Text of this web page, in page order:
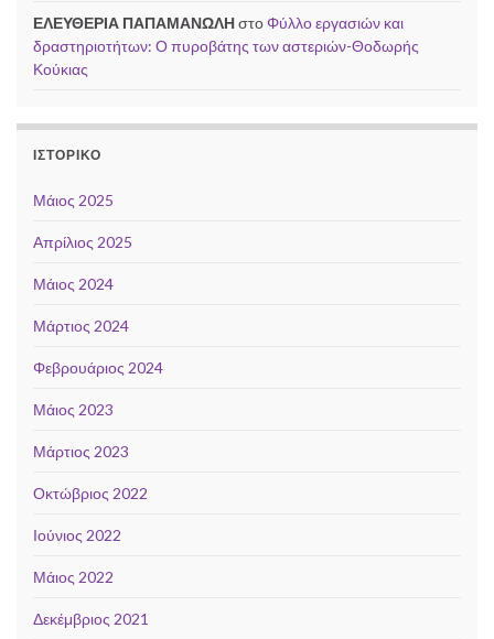
ΕΛΕΥΘΕΡΙΑ ΠΑΠΑΜΑΝΩΛΗστοΦύλλο εργασιών και
δραστηριοτήτων: Ο πυροβάτης των αστεριών-Θοδωρής
Κούκιας
ΙΣΤΟΡΙΚΌ
Μάιος 2025
Απρίλιος 2025
Μάιος 2024
Μάρτιος 2024
Φεβρουάριος 2024
Μάιος 2023
Μάρτιος 2023
Οκτώβριος 2022
Ιούνιος 2022
Μάιος 2022
Δεκέμβριος 2021